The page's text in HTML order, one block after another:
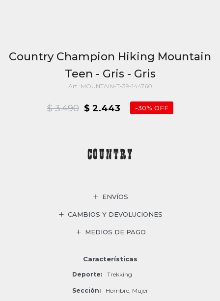
Country Champion Hiking Mountain
Teen - Gris - Gris
MOUNTAIN-T-39-144760
$ 2.443
$ 3.490 30
ENVÍOS
CAMBIOS Y DEVOLUCIONES
MEDIOS DE PAGO
Características
Deporte Trekking
Sección Hombre, Mujer